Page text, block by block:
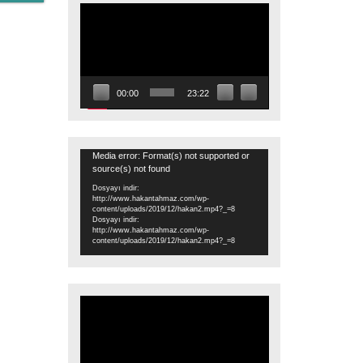
00:00 23:22
Video
oynatıcı
Media error: Format(s) not supported or
source(s) not found
Dosyayı indir:
http://www.hakantahmaz.com/wp-
content/uploads/2019/12/hakan2.mp4?_=8
Dosyayı indir:
http://www.hakantahmaz.com/wp-
content/uploads/2019/12/hakan2.mp4?_=8